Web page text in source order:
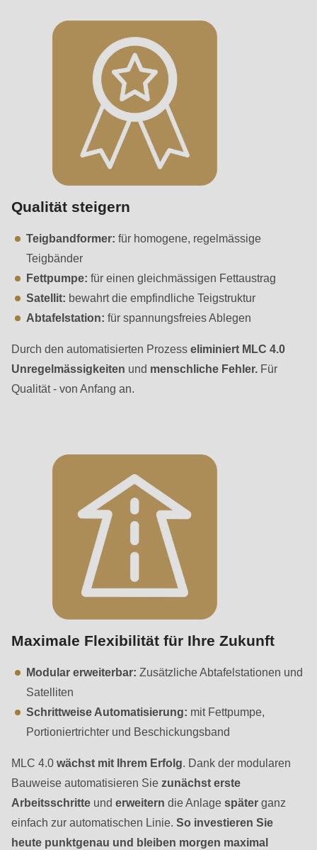
deprecated
in
>Drupal\rondo_contact\
{closure}
()
(line
592
Passing
parameter
is
in
Drupal\rondo_contact\ContactService-
>Drupal\rondo_contact\
{closure}
()
(line
597
of
modules/custom/rondo_contact/src/ContactService.php
Qualität steigern
Teigbandformer:für homogene, regelmässige
Teigbänder
Fettpumpe: für einen gleichmässigen Fettaustrag
Satellit: bewahrt die empfindliche Teigstruktur
Abtafelstation: für spannungsfreies Ablegen
Durch den automatisierten Prozess eliminiert MLC 4.0
Unregelmässigkeiten und menschliche Fehler. Für
Qualität - von Anfang an.
Maximale Flexibilität für Ihre Zukunft
Modular erweiterbar:Zusätzliche Abtafelstationen und
Satelliten
Schrittweise Automatisierung: mit Fettpumpe,
Portioniertrichter und Beschickungsband
MLC 4.0 wächst mit Ihrem Erfolg. Dank der modularen
Bauweise automatisieren Sie zunächst erste
Arbeitsschritte und erweitern die Anlage später ganz
einfach zur automatischen Linie. So investieren Sie
heute punktgenau und bleiben morgen maximal